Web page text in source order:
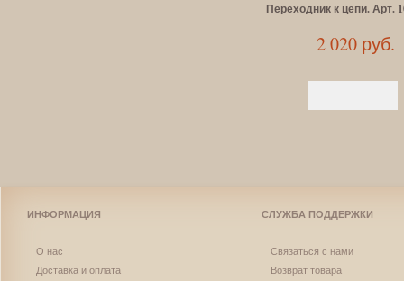
Переходник к цепи. Арт.
2 020 руб.
ИНФОРМАЦИЯ
О нас
Доставка и оплата
СЛУЖБА ПОДДЕРЖКИ
Связаться с нами
Возврат товара